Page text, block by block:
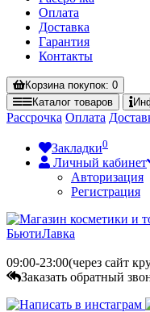
Оплата
Доставка
Гарантия
Контакты
Корзинапокупок: 0
Каталог товаров
Рассрочка Оплата
Закладки0
Личный кабинет
Авторизация
Регистрация
09:00-23:00(через сайт
Заказать обратный